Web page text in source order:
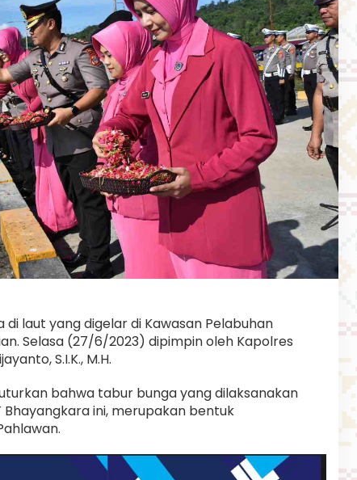
laut yang digelar di Kawasan Pelabuhan
Selasa (27/6/2023) dipimpin oleh Kapolres
S.I.K., M.H.
bahwa tabur bunga yang dilaksanakan
ini, merupakan bentuk